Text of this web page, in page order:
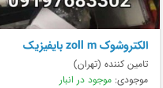
الکتروشوک zoll m بایفیزیک
تامین کننده (تهران)
موجودی: موجود در انبار